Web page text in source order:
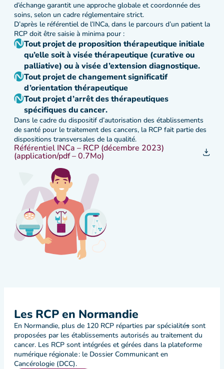
d’échange garantit une approche globale et coordonnée des
soins, selon un cadre réglementaire strict.
D’après le référentiel de l’INCa, dans le parcours d’un patient la
RCP doit être saisie à minima pour :
Tout projet de proposition thérapeutique initiale
qu’elle soit à visée thérapeutique (curative ou
palliative) ou à visée d’extension diagnostique.
Tout projet de changement significatif
d’orientation thérapeutique
Tout projet d’arrêt des thérapeutiques
spécifiques du cancer.
Dans le cadre du dispositif d’autorisation des établissements
de santé pour le traitement des cancers, la RCP fait partie des
dispositions transversales de la qualité.
Référentiel INCa – RCP (décembre 2023)
(application/pdf – 0.7Mo)
Les RCP en Normandie
En Normandie, plus de 120 RCP réparties par spécialités sont
proposées par les établissements autorisés au traitement du
cancer. Les RCP sont intégrées et gérées dans la plateforme
numérique régionale : le Dossier Communicant en
Cancérologie (DCC).